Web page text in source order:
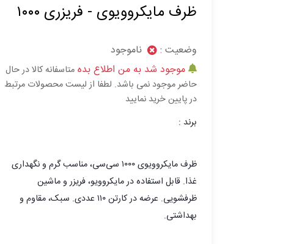
ظرف مایکروویوی - فریزری ۱۰۰۰
وضعیت :
ناموجود
موجود شد به من اطلاع بده متاسفانه کالا در حال
حاضر موجود نمی باشد. لطفا از لیست محصولات مرتبط
در پایین خرید نمایید
برند :
ظرف مایکروویوی ۱۰۰۰ سی‌سی، مناسب گرم و نگهداری
غذا. قابل استفاده در مایکروویو، فریزر و ماشین
ظرفشویی. عرضه در کارتن‌ ۱۱۰ عددی. سبک، مقاوم و